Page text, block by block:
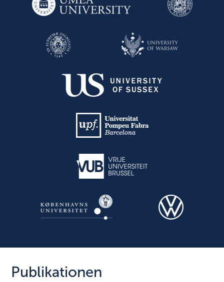
Publikationen